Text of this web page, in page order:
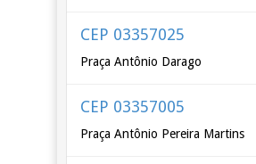
CEP 03357025
Praça Antônio Darago
CEP 03357005
Praça Antônio Pereira Martins